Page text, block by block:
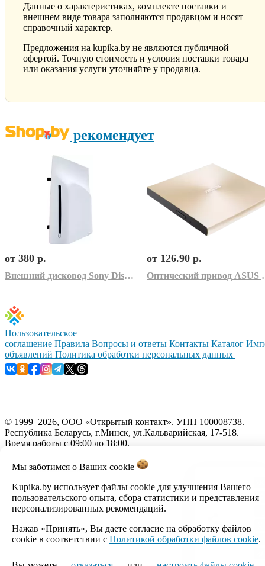
Данные о характеристиках, комплекте поставки и
внешнем виде товара заполняются продавцом и носят
справочный характер.
Предложения на kupika.by не являются публичной
офертой. Точную стоимость и условия поставки товара
или оказания услуги уточняйте у продавца.
рекомендует
от 380 р.
Внешний дисковод Sony Disc Drive (для PS5)
от 126.90 р.
Оптический
Мы заботимся о Ваших cookie
Kupika.by использует файлы cookie для улучшения Вашего
пользовательского опыта, сбора статистики и представления
персонализированных рекомендаций.
Нажав «Принять», Вы даете согласие на обработку файлов
cookie в соответствии с Политикой обработки файлов cookie.
Пользовательское
соглашение Правила Вопросы и ответы Контакты Каталог
объявлений Политика обработки персональных данных
© 1999–2026, ООО «Открытый контакт». УНП 100008738.
Республика Беларусь, г.Минск, ул.Кальварийская, 17-518.
Время работы с 09:00 до 18:00.
Настройка cookie